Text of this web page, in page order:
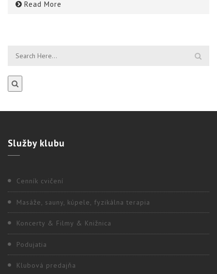
Read More
Službyklubu
Cenník cvičení
Masáže, sauny, kúpele, fyzikálna terapia
Koncerty & Filmy & Knižnica
Podujatia
Klubová predajňa